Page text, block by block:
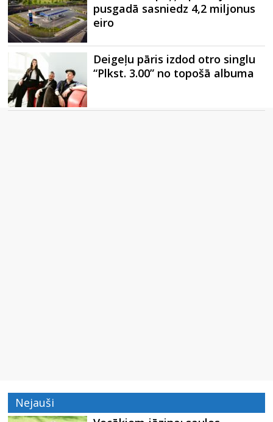
pusgadā sasniedz 4,2 miljonus
eiro
Deigeļu pāris izdod otro singlu
“Plkst. 3.00” no topošā albuma
Nejauši